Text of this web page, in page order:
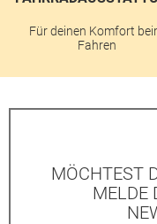
Für deinen Komfort
Fahren
MÖCHTEST
MELDE